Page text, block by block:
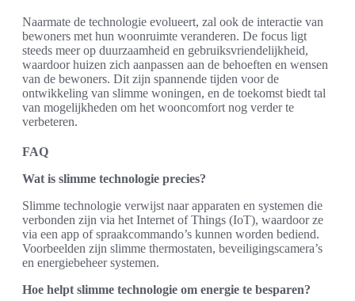
Naarmate de technologie evolueert, zal ook de interactie van
bewoners met hun woonruimte veranderen. De focus ligt
steeds meer op duurzaamheid en gebruiksvriendelijkheid,
waardoor huizen zich aanpassen aan de behoeften en wensen
van de bewoners. Dit zijn spannende tijden voor de
ontwikkeling van slimme woningen, en de toekomst biedt tal
van mogelijkheden om het wooncomfort nog verder te
verbeteren.
FAQ
Wat is slimme technologie precies?
Slimme technologie verwijst naar apparaten en systemen die
verbonden zijn via het Internet of Things (IoT), waardoor ze
via een app of spraakcommando’s kunnen worden bediend.
Voorbeelden zijn slimme thermostaten, beveiligingscamera’s
en energiebeheer systemen.
Hoe helpt slimme technologie om energie te besparen?